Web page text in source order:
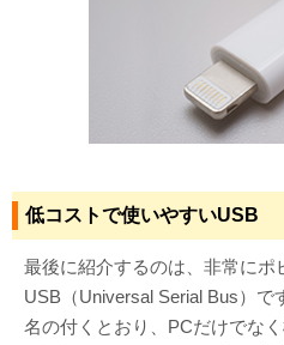
低コストで使いやすいUSB
最後に紹介するのは、非常にポ
USB（Universal Serial Bus）で
名の付くとおり、PCだけでな